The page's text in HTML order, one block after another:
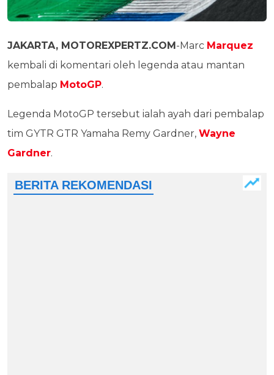
JAKARTA, MOTOREXPERTZ.COM-Marc Marquez
kembali di komentari oleh legenda atau mantan
pembalap MotoGP.
Legenda MotoGP tersebut ialah ayah dari pembalap
tim GYTR GTR Yamaha Remy Gardner, Wayne
Gardner.